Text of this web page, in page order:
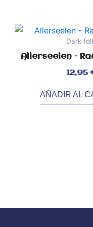
Dark
Allerseelen –
12,95
AÑADIR AL